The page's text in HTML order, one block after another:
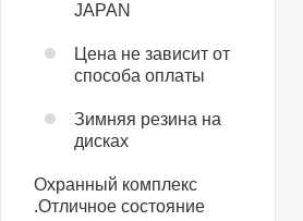
JAPAN
Цена не зависит от
способа оплаты
Зимняя резина на
дисках
Охранный комплекс
.Отличное состояние